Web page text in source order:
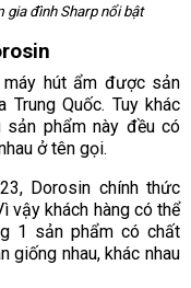
đình Sharp nổi bật
hút ẩm được sản
Quốc. Tuy khác
phẩm này đều có
ở tên gọi.
Dorosin chính thức
vậy khách hàng có thể
1 sản phẩm có chất
giống nhau, khác nhau